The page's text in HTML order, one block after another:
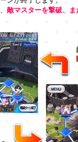
敵マスターを撃破、